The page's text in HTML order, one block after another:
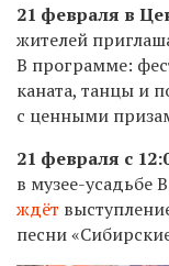
21 февраля в
жителей
В программе:
каната, танцы и
с ценными
21 февраля с
в музее-усадьбе
ждёт
песни